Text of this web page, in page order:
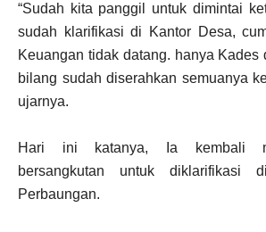
“Sudah kita panggil untuk dimintai
sudah klarifikasi di Kantor Desa,
Keuangan tidak datang. hanya Kades
bilang sudah diserahkan semuanya
ujarnya.
Hari ini katanya, Ia kembali
bersangkutan untuk diklarifikasi
Perbaungan.